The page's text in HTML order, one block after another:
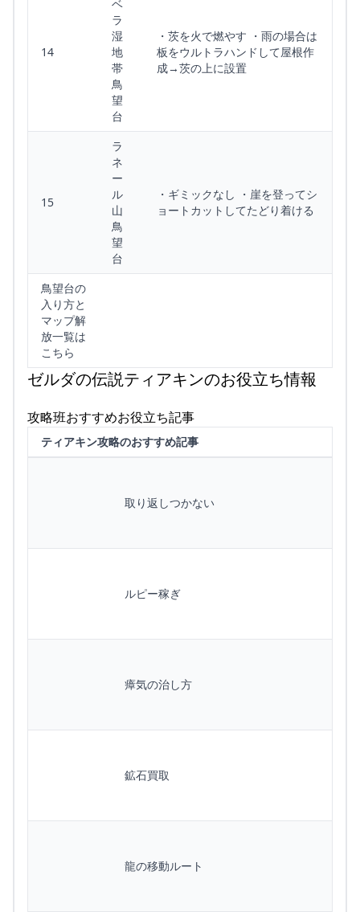
14
ベ
ラ
湿
地
帯
鳥
望
台
・茨を火で燃やす ・雨の場合は
板をウルトラハンドして屋根作
成→茨の上に設置
15
ラ
ネ
ー
ル
山
鳥
望
台
・ギミックなし ・崖を登ってシ
ョートカットしてたどり着ける
鳥望台の
入り方と
マップ解
放一覧は
こちら
ゼルダの伝説ティアキンのお役立ち情報
攻略班おすすめお役立ち記事
ティアキン攻略のおすすめ記事
取り返しつかない
ルピー稼ぎ
瘴気の治し方
鉱石買取
龍の移動ルート